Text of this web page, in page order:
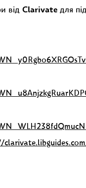
від Clarivate для